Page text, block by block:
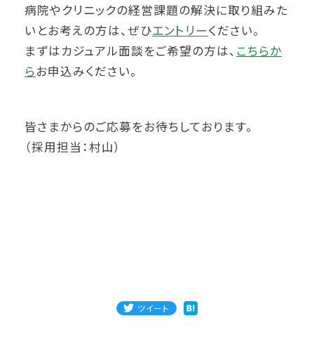
病院やクリニックの経営課題の解決に取り組みた
いとお考えの方は、ぜひエントリーください。
まずはカジュアル面談をご希望の方は、 こちらか
らお申込みください。
皆さまからのご応募をお待ちしております。
（採用担当：村山）
ツイート